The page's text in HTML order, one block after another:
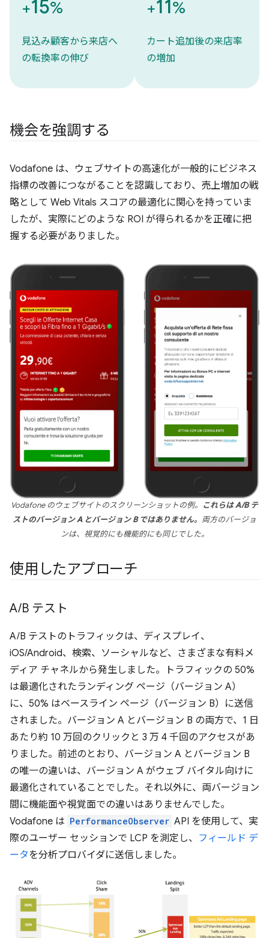
+15%
見込み顧客から来店へ
の転換率の伸び
+11%
カート追加後の来店率
の増加
機会を強調する
Vodafone は、ウェブサイトの高速化が一般的にビジネス
指標の改善につながることを認識しており、売上増加の戦
略として Web Vitals スコアの最適化に関心を持っていま
したが、実際にどのような ROI が得られるかを正確に把
握する必要がありました。
Vodafone のウェブサイトのスクリーンショットの例。
これらは A/B テ
ストのバージョン A とバージョン B ではありません。 両方のバージョ
ンは、視覚的にも機能的にも同じでした。
使用したアプローチ
A/B テスト
A/B テストのトラフィックは、ディスプレイ、
iOS/Android、検索、ソーシャルなど、さまざまな有料メ
ディア チャネルから発生しました。トラフィックの 50%
は最適化されたランディング ページ（バージョン A）
に、50% はベースライン ページ（バージョン B）に送信
されました。バージョン A とバージョン B の両方で、1 日
あたり約 10 万回のクリックと 3 万 4 千回のアクセスがあ
りました。前述のとおり、バージョン A とバージョン B
の唯一の違いは、バージョン A がウェブ バイタル向けに
最適化されていることでした。それ以外に、両バージョン
間に機能面や視覚面での違いはありませんでした。
Vodafone は PerformanceObserver API を使用して、実
際のユーザー セッションで LCP を測定し、 フィールド デ
ータを分析プロバイダに送信しました。